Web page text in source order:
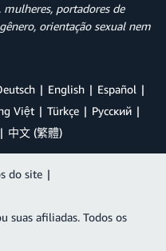
mulheres, portadores de
orientação sexual nem
English
Español
Việt Türkçe
Ρусский
中文 (繁體)
do site |
suas afiliadas. Todos os